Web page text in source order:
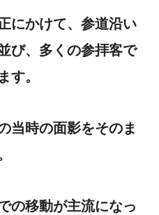
にかけて、参道沿い
び、多くの参拝客で
す。
当時の面影をそのま
の移動が主流になっ